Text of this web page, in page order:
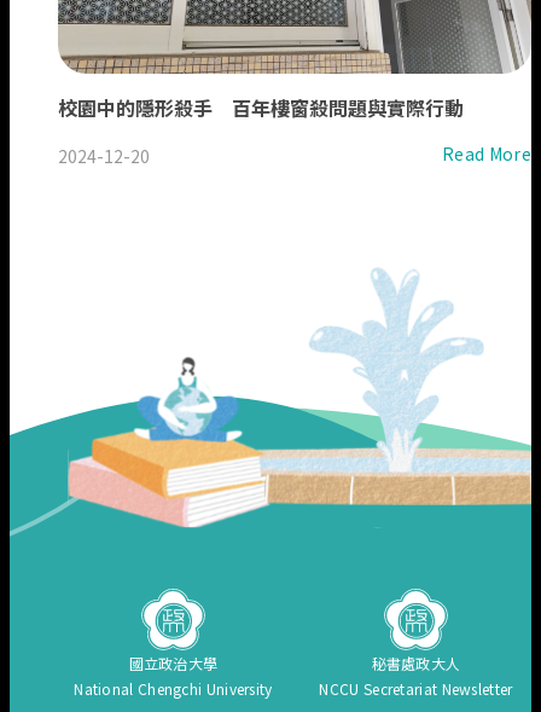
校園中的隱形殺手 百年樓窗殺問題與實際行動
2024-12-20 Read More
國立政治大學
National Chengchi University
秘書處政大人
NCCU Secretariat Newsletter